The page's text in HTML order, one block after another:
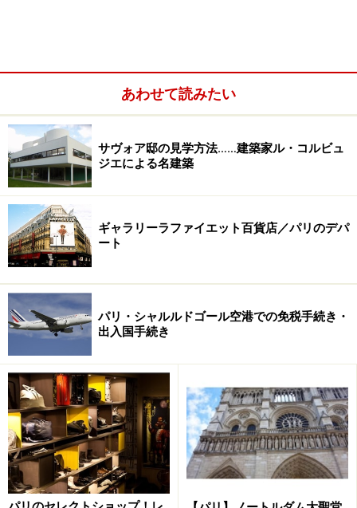
＜目次＞
サンジェルマン・デ・プレおすすめショッピング通
り
高級ブランドが集まるグルネル通り
旬なカジュアルブランドならフール通り
雑貨好きならサン・シュルピス通りへ
ギャラリーが並ぶセーヌ通り
食の宝庫、ビュッシ通り
サンジェルマン・デ・プレのおすすめ観光スポット
サンジェルマン・デ・プレのおすすめカフェ
あわせて読みたい
サヴォア邸の見学方法……建築家ル・コルビュ
ジエによる名建築
ギャラリーラファイエット百貨店／パリのデパ
ート
パリ・シャルルドゴール空港での免税手続き・
出入国手続き